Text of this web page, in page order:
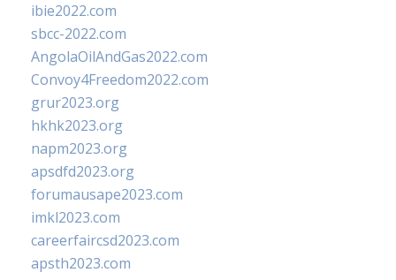
ibie2022.com
sbcc-2022.com
AngolaOilAndGas2022.com
Convoy4Freedom2022.com
grur2023.org
hkhk2023.org
napm2023.org
apsdfd2023.org
forumausape2023.com
imkl2023.com
careerfaircsd2023.com
apsth2023.com